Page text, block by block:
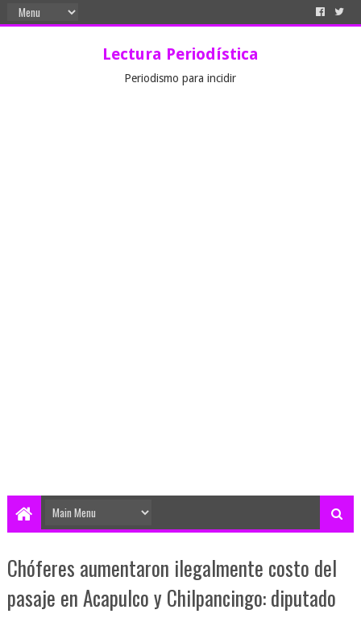
Lectura Periodística
Periodismo para incidir
Chóferes aumentaron ilegalmente costo del
pasaje en Acapulco y Chilpancingo: diputado